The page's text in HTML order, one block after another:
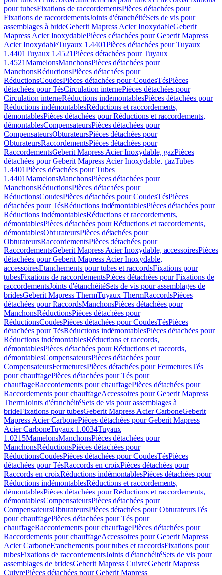
pour tubesFixations de raccordementsPièces détachées pour
Fixations de raccordementsJoints d'étanchéitéSets de vis pour
assemblages à brideGeberit Mapress Acier InoxydableGeberit
Mapress Acier InoxydablePièces détachées pour Geberit Mapress
Acier InoxydableTuyaux 1.4401Pièces détachées pour Tuyaux
1.4401Tuyaux 1.4521Pièces détachées pour Tuyaux
1.4521MamelonsManchonsPièces détachées pour
ManchonsRéductionsPièces détachées pour
RéductionsCoudesPièces détachées pour CoudesTésPièces
détachées pour TésCirculation internePièces détachées pour
Circulation interneRéductions indémontablesPièces détachées pour
Réductions indémontablesRéductions et raccordements,
démontablesPièces détachées pour Réductions et raccordements,
démontablesCompensateursPièces détachées pour
CompensateursObturateursPièces détachées pour
ObturateursRaccordementsPièces détachées pour
RaccordementsGeberit Mapress Acier Inoxydable, gazPièces
détachées pour Geberit Mapress Acier Inoxydable, gazTubes
1.4401Pièces détachées pour Tubes
1.4401MamelonsManchonsPièces détachées pour
ManchonsRéductionsPièces détachées pour
RéductionsCoudesPièces détachées pour CoudesTésPièces
détachées pour TésRéductions indémontablesPièces détachées pour
Réductions indémontablesRéductions et raccordements,
démontablesPièces détachées pour Réductions et raccordements,
démontablesObturateursPièces détachées pour
ObturateursRaccordementsPièces détachées pour
RaccordementsGeberit Mapress Acier Inoxydable, accessoiresPièces
détachées pour Geberit Mapress Acier Inoxydable,
accessoiresEtanchements pour tubes et raccordsFixations pour
tubesFixations de raccordementsPièces détachées pour Fixations de
raccordementsJoints d'étanchéitéSets de vis pour assemblages de
bridesGeberit Mapress ThermTuyaux ThermRaccordsPièces
détachées pour RaccordsManchonsPièces détachées pour
ManchonsRéductionsPièces détachées pour
RéductionsCoudesPièces détachées pour CoudesTésPièces
détachées pour TésRéductions indémontablesPièces détachées pour
Réductions indémontablesRéductions et raccords,
démontablesPièces détachées pour Réductions et raccords,
démontablesCompensateursPièces détachées pour
CompensateursFermeturesPièces détachées pour FermeturesTés
pour chauffagePièces détachées pour Tés pour
chauffageRaccordements pour chauffagePièces détachées pour
Raccordements pour chauffageAccessoires pour Geberit Mapress
ThermJoints d'étanchéitéSets de vis pour assemblages à
brideFixations pour tubesGeberit Mapress Acier CarboneGeberit
Mapress Acier CarbonePièces détachées pour Geberit Mapress
Acier CarboneTuyaux 1.0034Tuyaux
1.0215MamelonsManchonsPièces détachées pour
ManchonsRéductionsPièces détachées pour
RéductionsCoudesPièces détachées pour CoudesTésPièces
détachées pour TésRaccords en croixPièces détachées pour
Raccords en croixRéductions indémontablesPièces détachées pour
Réductions indémontablesRéductions et raccordements,
démontablesPièces détachées pour Réductions et raccordements,
démontablesCompensateursPièces détachées pour
CompensateursObturateursPièces détachées pour ObturateursTés
pour chauffagePièces détachées pour Tés pour
chauffageRaccordements pour chauffagePièces détachées pour
Raccordements pour chauffageAccessoires pour Geberit Mapress
Acier CarboneEtanchements pour tubes et raccordsFixations pour
tubesFixations de raccordementsJoints d'étanchéitéSets de vis pour
assemblages de bridesGeberit Mapress CuivreGeberit Mapress
CuivrePièces détachées pour Geberit Mapress